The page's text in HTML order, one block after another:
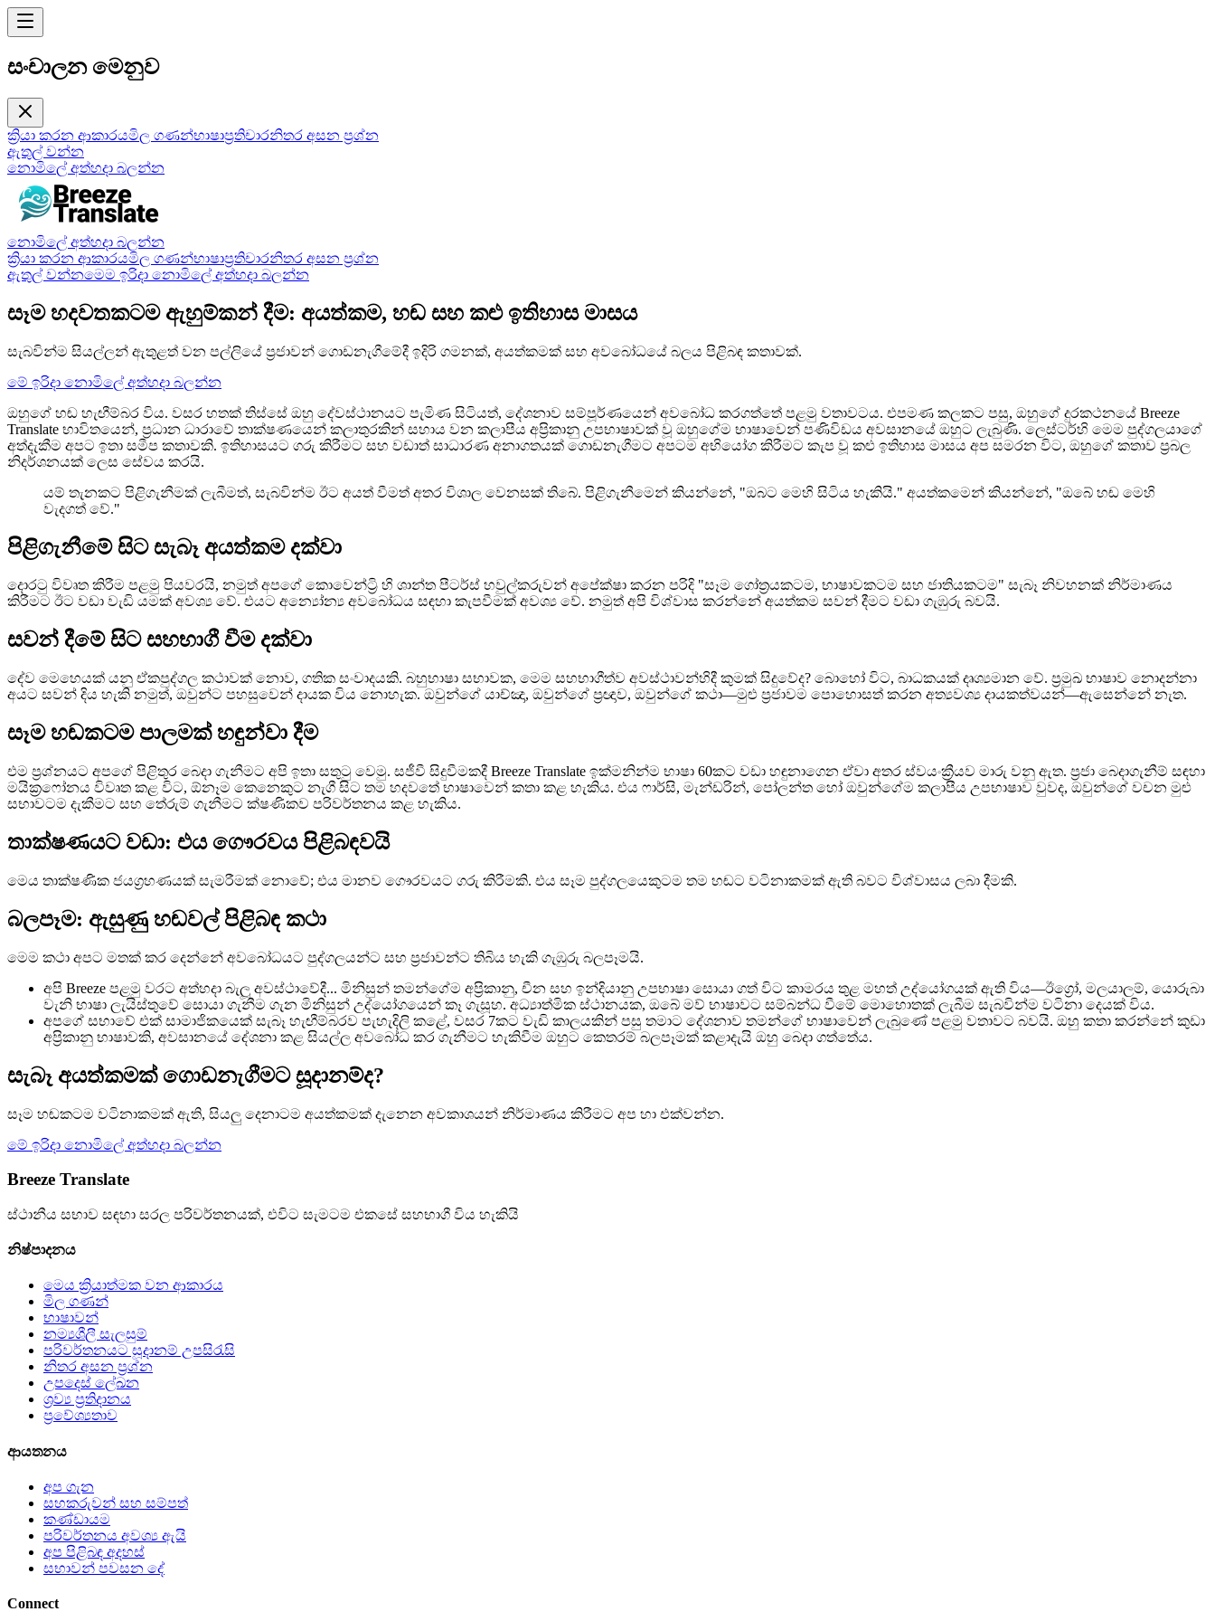
සංචාලන මෙනුව
ක්‍රියා කරන ආකාරයමිල ගණන්භාෂාප්‍රතිචාරනිතර අසන ප්‍රශ්න
ඇතුල් වන්න
නොමිලේ අත්හදා බලන්න
නොමිලේ අත්හදා බලන්න
ක්‍රියා කරන ආකාරයමිල ගණන්භාෂාප්‍රතිචාරනිතර අසන ප්‍රශ්න
ඇතුල් වන්නමෙම ඉරිදා නොමිලේ අත්හදා බලන්න
සෑම හදවතකටම ඇහුම්කන් දීම: අයත්කම, හඬ සහ කළු ඉතිහාස මාසය
සැබවින්ම සියල්ලන් ඇතුළත් වන පල්ලියේ ප්‍රජාවන් ගොඩනැගීමේදී ඉදිරි ගමනක්, අයත්කමක් සහ අවබෝධයේ බලය පිළිබඳ කතාවක්.
මේ ඉරිදා නොමිලේ අත්හදා බලන්න
ඔහුගේ හඬ හැඟීම්බර විය. වසර හතක් තිස්සේ ඔහු දේවස්ථානයට පැමිණ සිටියත්, දේශනාව සම්පූර්ණයෙන් අවබෝධ කරගත්තේ පළමු වතාවටය. එපමණ කලකට පසු, ඔහුගේ දුරකථනයේ Breeze
Translate භාවිතයෙන්, ප්‍රධාන ධාරාවේ තාක්ෂණයෙන් කලාතුරකින් සහාය වන කලාපීය අප්‍රිකානු උපභාෂාවක් වූ ඔහුගේම භාෂාවෙන් පණිවිඩය අවසානයේ ඔහුට ලැබුණි. ලෙස්ටර්හි මෙම පුද්ගලයාගේ
අත්දැකීම අපට ඉතා සමීප කතාවකි. ඉතිහාසයට ගරු කිරීමට සහ වඩාත් සාධාරණ අනාගතයක් ගොඩනැගීමට අපටම අභියෝග කිරීමට කැප වූ කළු ඉතිහාස මාසය අප සමරන විට, ඔහුගේ කතාව ප්‍රබල
නිදර්ශනයක් ලෙස සේවය කරයි.
යම් තැනකට පිළිගැනීමක් ලැබීමත්, සැබවින්ම ඊට අයත් වීමත් අතර විශාල වෙනසක් තිබේ. පිළිගැනීමෙන් කියන්නේ, "ඔබට මෙහි සිටිය හැකියි." අයත්කමෙන් කියන්නේ, "ඔබේ හඬ මෙහි
වැදගත් වේ."
පිළිගැනීමේ සිට සැබෑ අයත්කම දක්වා
දොරටු විවෘත කිරීම පළමු පියවරයි, නමුත් අපගේ කොවෙන්ට්‍රි හි ශාන්ත පීටර්ස් හවුල්කරුවන් අපේක්ෂා කරන පරිදි "සෑම ගෝත්‍රයකටම, භාෂාවකටම සහ ජාතියකටම" සැබෑ නිවහනක් නිර්මාණය
කිරීමට ඊට වඩා වැඩි යමක් අවශ්‍ය වේ. එයට අන්‍යෝන්‍ය අවබෝධය සඳහා කැපවීමක් අවශ්‍ය වේ. නමුත් අපි විශ්වාස කරන්නේ අයත්කම සවන් දීමට වඩා ගැඹුරු බවයි.
සවන් දීමේ සිට සහභාගී වීම දක්වා
දේව මෙහෙයක් යනු ඒකපුද්ගල කථාවක් නොව, ගතික සංවාදයකි. බහුභාෂා සභාවක, මෙම සහභාගීත්ව අවස්ථාවන්හිදී කුමක් සිදුවේද? බොහෝ විට, බාධකයක් දෘශ්‍යමාන වේ. ප්‍රමුඛ භාෂාව නොදන්නා
අයට සවන් දිය හැකි නමුත්, ඔවුන්ට පහසුවෙන් දායක විය නොහැක. ඔවුන්ගේ යාච්ඤා, ඔවුන්ගේ ප්‍රඥාව, ඔවුන්ගේ කථා—මුළු ප්‍රජාවම පොහොසත් කරන අත්‍යවශ්‍ය දායකත්වයන්—ඇසෙන්නේ නැත.
සෑම හඬකටම පාලමක් හඳුන්වා දීම
එම ප්‍රශ්නයට අපගේ පිළිතුර බෙදා ගැනීමට අපි ඉතා සතුටු වෙමු. සජීවී සිදුවීමකදී Breeze Translate ඉක්මනින්ම භාෂා 60කට වඩා හඳුනාගෙන ඒවා අතර ස්වයංක්‍රීයව මාරු වනු ඇත. ප්‍රජා බෙදාගැනීම් සඳහා
මයික්‍රෆෝනය විවෘත කළ විට, ඕනෑම කෙනෙකුට නැගී සිට තම හදවතේ භාෂාවෙන් කතා කළ හැකිය. එය ෆාර්සි, මැන්ඩරින්, පෝලන්ත හෝ ඔවුන්ගේම කලාපීය උපභාෂාව වුවද, ඔවුන්ගේ වචන මුළු
සභාවටම දැකීමට සහ තේරුම් ගැනීමට ක්ෂණිකව පරිවර්තනය කළ හැකිය.
තාක්ෂණයට වඩා: එය ගෞරවය පිළිබඳවයි
මෙය තාක්ෂණික ජයග්‍රහණයක් සැමරීමක් නොවේ; එය මානව ගෞරවයට ගරු කිරීමකි. එය සෑම පුද්ගලයෙකුටම තම හඬට වටිනාකමක් ඇති බවට විශ්වාසය ලබා දීමකි.
බලපෑම: ඇසුණු හඬවල් පිළිබඳ කථා
මෙම කථා අපට මතක් කර දෙන්නේ අවබෝධයට පුද්ගලයන්ට සහ ප්‍රජාවන්ට තිබිය හැකි ගැඹුරු බලපෑමයි.
අපි Breeze පළමු වරට අත්හදා බැලූ අවස්ථාවේදී... මිනිසුන් තමන්ගේම අප්‍රිකානු, චීන සහ ඉන්දියානු උපභාෂා සොයා ගත් විට කාමරය තුළ මහත් උද්යෝගයක් ඇති විය—ඊග්‍රෝ, මලයාලම්, යොරුබා
වැනි භාෂා ලැයිස්තුවේ සොයා ගැනීම ගැන මිනිසුන් උද්යෝගයෙන් කෑ ගැසූහ. අධ්‍යාත්මික ස්ථානයක, ඔබේ මව් භාෂාවට සම්බන්ධ වීමේ මොහොතක් ලැබීම සැබවින්ම වටිනා දෙයක් විය.
අපගේ සභාවේ එක් සාමාජිකයෙක් සැබෑ හැඟීම්බරව පැහැදිලි කළේ, වසර 7කට වැඩි කාලයකින් පසු තමාට දේශනාව තමන්ගේ භාෂාවෙන් ලැබුණේ පළමු වතාවට බවයි. ඔහු කතා කරන්නේ කුඩා
අප්‍රිකානු භාෂාවකි, අවසානයේ දේශනා කළ සියල්ල අවබෝධ කර ගැනීමට හැකිවීම ඔහුට කෙතරම් බලපෑමක් කළාදැයි ඔහු බෙදා ගත්තේය.
සැබෑ අයත්කමක් ගොඩනැගීමට සූදානම්ද?
සෑම හඬකටම වටිනාකමක් ඇති, සියලු දෙනාටම අයත්කමක් දැනෙන අවකාශයන් නිර්මාණය කිරීමට අප හා එක්වන්න.
මේ ඉරිදා නොමිලේ අත්හදා බලන්න
Breeze Translate
ස්ථානීය සභාව සඳහා සරල පරිවර්තනයක්, එවිට සැමටම එකසේ සහභාගී විය හැකියි
නිෂ්පාදනය
මෙය ක්‍රියාත්මක වන ආකාරය
මිල ගණන්
භාෂාවන්
නම්‍යශීලී සැලසුම්
පරිවර්තනයට සූදානම් උපසිරැසි
නිතර අසන ප්‍රශ්න
උපදෙස් ලේඛන
ශ්‍රව්‍ය ප්‍රතිදානය
ප්‍රවේශ්‍යතාව
ආයතනය
අප ගැන
සහකරුවන් සහ සම්පත්
කණ්ඩායම
පරිවර්තනය අවශ්‍ය ඇයි
අප පිළිබඳ අදහස්
සභාවන් පවසන දේ
Connect